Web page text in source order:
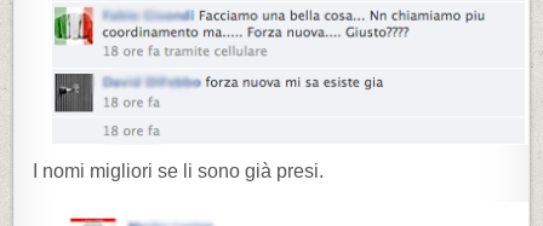
I nomi migliori se li sono già presi.